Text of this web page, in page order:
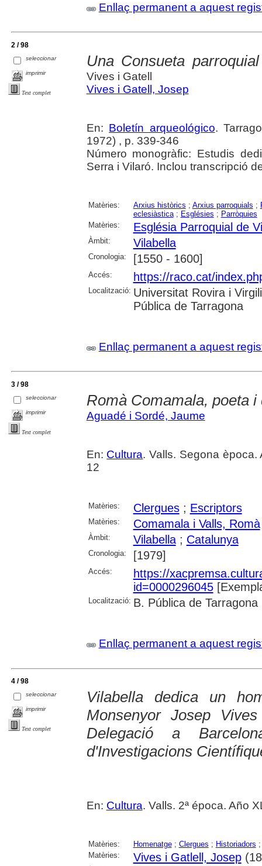
Enllaç permanent a aquest
2 / 98
seleccionar
imprimir
Text complet
Una Consueta
Vives i Gatell
Vives i Gatell, Josep
En: Boletín arqueológico.
1972) , p. 339-346
Número monogràfic: Estudis
Serra i Vilaró. Inclou transcripció
Matèries: Arxius històrics ; Arxius parroquials ;
eclesiàstica; Esglésies ; Parròquies
Matèries:
Església Parroquial de
Àmbit: Vilabella
Cronologia: [1550 - 1600]
Accés: https://raco.cat/
Localització: Universitat Rovira i
Pública de Tarragona
Enllaç permanent a aquest
3 / 98
seleccionar
imprimir
Text complet
Romà Comamala, poeta i
Aguadé i Sordé, Jaume
En: Cultura. Valls. Segona època.
12
Matèries: Clergues; Escriptors
Matèries: Comamala i Valls, Romà
Àmbit: Vilabella; Catalunya
Cronologia: [1979]
Accés:
https://
id=0000296045
Localització: B. Pública de Tarragona
Enllaç permanent a aquest
4 / 98
seleccionar
imprimir
Text complet
Vilabella dedica un
Monsenyor Josep
Delegació a
d'Investigacions
En: Cultura. Valls. 2ª época. Año
Matèries: Homenatge; Clergues ; Historiadors ;
Matèries:
Vives i Gatlell, Josep